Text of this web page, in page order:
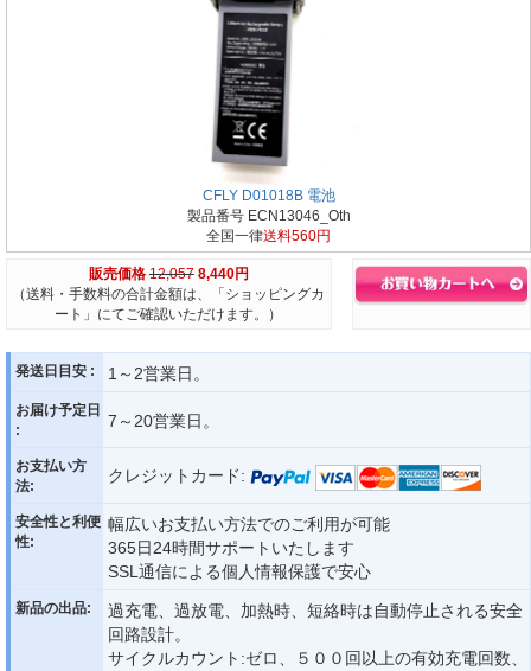
CFLY D01018B 電池
製品番号 ECN13046_Oth
全国一律送料560円
販売価格 12,057 8,440円
（送料・手数料の合計金額は、「ショッピングカ
ート」にてご確認いただけます。）
発送日目安 : 1～2営業日。
お届け予定日
:
7～20営業日。
お支払い方
法:
クレジットカード:
安全性と利便
性:
幅広いお支払い方法でのご利用が可能
365日24時間サポートいたします
SSL通信による個人情報保護で安心
新品の出品:
過充電、過放電、加熱時、短絡時は自動停止される安全
回路設計。
サイクルカウント:ゼロ、５００回以上の有効充電回数、